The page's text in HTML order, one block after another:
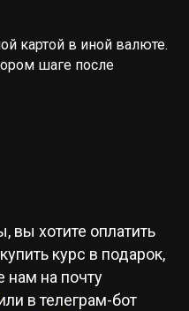
картой в иной валюте.
шаге после
вы хотите оплатить
курс в подарок,
нам на почту
в телеграм-бот